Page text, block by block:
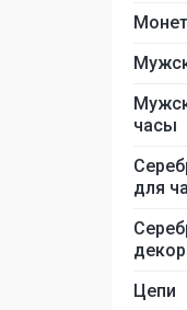
часы
для
Цепи